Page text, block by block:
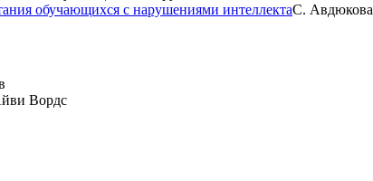
обучающихся с нарушениями интеллектаС. Авдюкова
Вордс